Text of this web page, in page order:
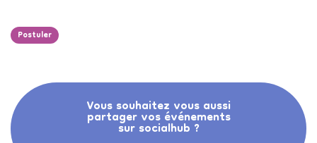
Postuler
Vous souhaitez vous aussi
partager vos événements
sur socialhub ?